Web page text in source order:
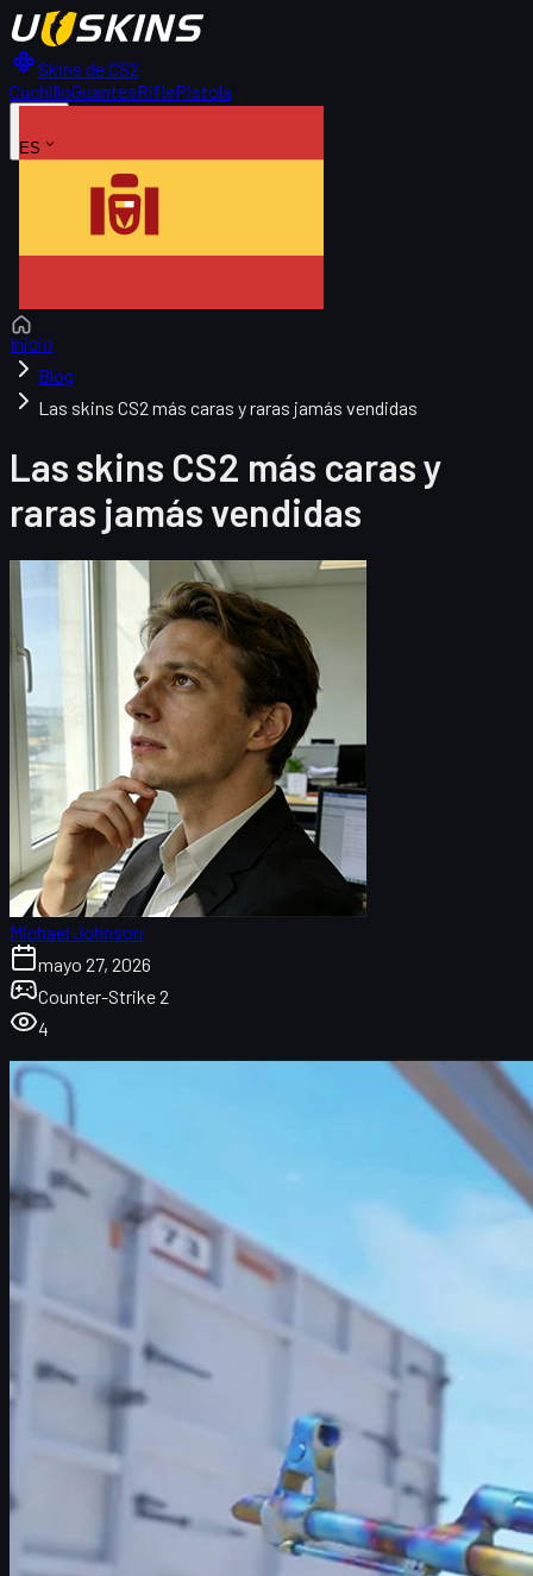
Skins de CS2
CuchilloGuantesRiflePistola
ES
Inicio
Blog
Las skins CS2 más caras y raras jamás vendidas
Las skins CS2 más caras y
raras jamás vendidas
Michael Johnson
mayo 27, 2026
Counter-Strike 2
4
Introducción: cuando una skin vale más que una casa
Factores que convierten una skin en un tesoro
1. Karambit Case Hardened Blue Gem 387 (FN)
2. AK-47 Case Hardened Blue Gem 661 (FN + StatTrak
+ Titan Holo)
3. Souvenir AWP Dragon Lore (FN)
4. AK-47 Fire Serpent (FN) + 4x iBUYPOWER (Holo)
5. M4A4 Howl (FN + StatTrak) + 4x iBUYPOWER
Top 6-10 skins CS2 más caras
Cómo comprar y vender skins CS2 de alto valor
Consejos de seguridad para coleccionistas y traders
Tendencias futuras del mercado de skins CS2
Conclusión
Introducción: cuando una skin vale más que una casa
Las skins deCounter-Strike 2
han pasado de ser simples
cosméticos a auténticas piezas de colección. Algunos de los
diseños más raros se han vendido por cifras que superan el
precio de una vivienda de lujo, y el mercado sigue creciendo año
tras año.